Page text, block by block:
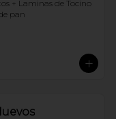
+ Laminas de Tocino
pan